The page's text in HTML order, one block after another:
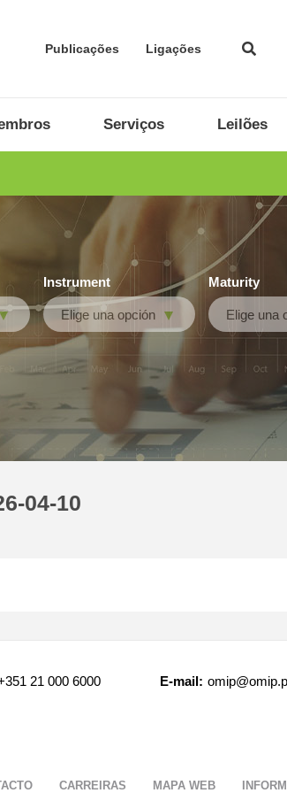
Publicações Ligações
Serviços Leilões
Instrument
Elige una opción
Maturity
Elige una
04-10
21 000 6000
E-mail:
CARREIRAS MAPA WEB